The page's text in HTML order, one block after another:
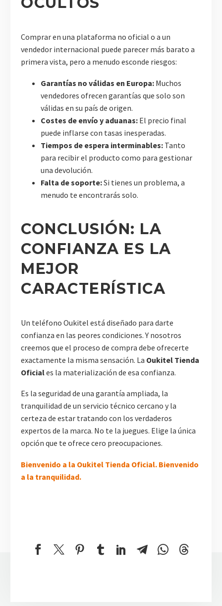
Comprar en una plataforma no oficial o a un
vendedor internacional puede parecer más barato a
primera vista, pero a menudo esconde riesgos:
Garantías no válidas en Europa: Muchos
vendedores ofrecen garantías que solo son
válidas en su país de origen.
Costes de envío y aduanas: El precio final
puede inflarse con tasas inesperadas.
Tiempos de espera interminables: Tanto
para recibir el producto como para gestionar
una devolución.
Falta de soporte:Si tienes un problema, a
menudo te encontrarás solo.
CONCLUSIÓN: LA
CONFIANZA ES LA
MEJOR
CARACTERÍSTICA
Un teléfono Oukitel está diseñado para darte
confianza en las peores condiciones. Y nosotros
creemos que el proceso de compra debe ofrecerte
exactamente la misma sensación. La Oukitel Tienda
Oficiales la materialización de esa confianza.
Es la seguridad de una garantía ampliada, la
tranquilidad de un servicio técnico cercano y la
certeza de estar tratando con los verdaderos
expertos de la marca. No te la juegues. Elige la única
opción que te ofrece cero preocupaciones.
Bienvenido a la Oukitel Tienda Oficial. Bienvenido
a la tranquilidad.